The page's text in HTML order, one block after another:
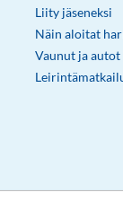
Liity jäseneksi
Näin aloitat
Vaunut ja autot